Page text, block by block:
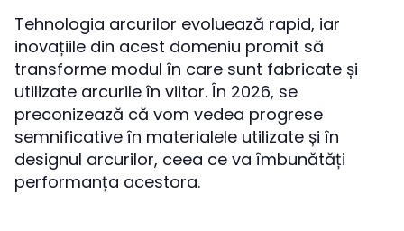
Tehnologia arcurilor evoluează rapid, iar
inovațiile din acest domeniu promit să
transforme modul în care sunt fabricate și
utilizate arcurile în viitor. În 2026, se
preconizează că vom vedea progrese
semnificative în materialele utilizate și în
designul arcurilor, ceea ce va îmbunătăți
performanța acestora.